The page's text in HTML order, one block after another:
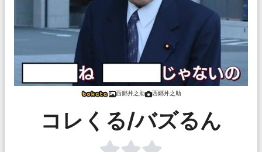
西郷丼之助 西郷丼之助
コレくる/バズるん